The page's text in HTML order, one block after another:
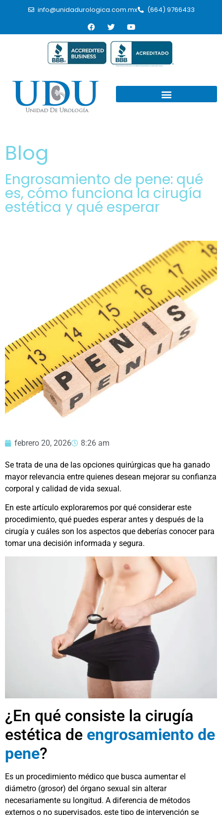
info@unidadurologica.com.mx (664) 9766433
Blog
Engrosamiento de pene: qué
es, cómo funciona la cirugía
estética y qué esperar
febrero 20, 2026 8:26 am
Se trata de una de las opciones quirúrgicas que ha ganado
mayor relevancia entre quienes desean mejorar su confianza
corporal y calidad de vida sexual.
En este artículo exploraremos por qué considerar este
procedimiento, qué puedes esperar antes y después de la
cirugía y cuáles son los aspectos que deberías conocer para
tomar una decisión informada y segura.
¿En qué consiste la cirugía
estética de engrosamiento de
pene?
Es un procedimiento médico que busca aumentar el
diámetro (grosor) del órgano sexual sin alterar
necesariamente su longitud. A diferencia de métodos
externos o no supervisados, este tipo de intervención se